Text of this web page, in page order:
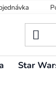
Star